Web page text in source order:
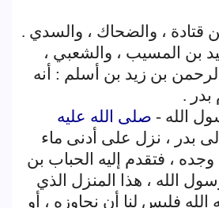
قتادة ، والضحاك ، والسدي .
بن المسيب ، والشعبي ،
بن زيد بن أسلم : أنه
.
الله - صلى الله عليه
بدر ، نزل على أدنى ماء
وجده ، فتقدم إليه الحباب بن
الله ، هذا المنزل الذي
الله فليس لنا أن نجاوزه ، أو